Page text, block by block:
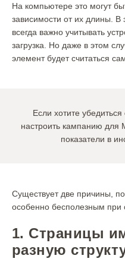
На компьютере это могут
зависимости от их длины. В
всегда важно учитывать
загрузка. Но даже в этом
элемент будет считаться
Если хотите
настроить кампанию для
показатели в
Существует две причины,
особенно бесполезным при
1. Страницы
разную